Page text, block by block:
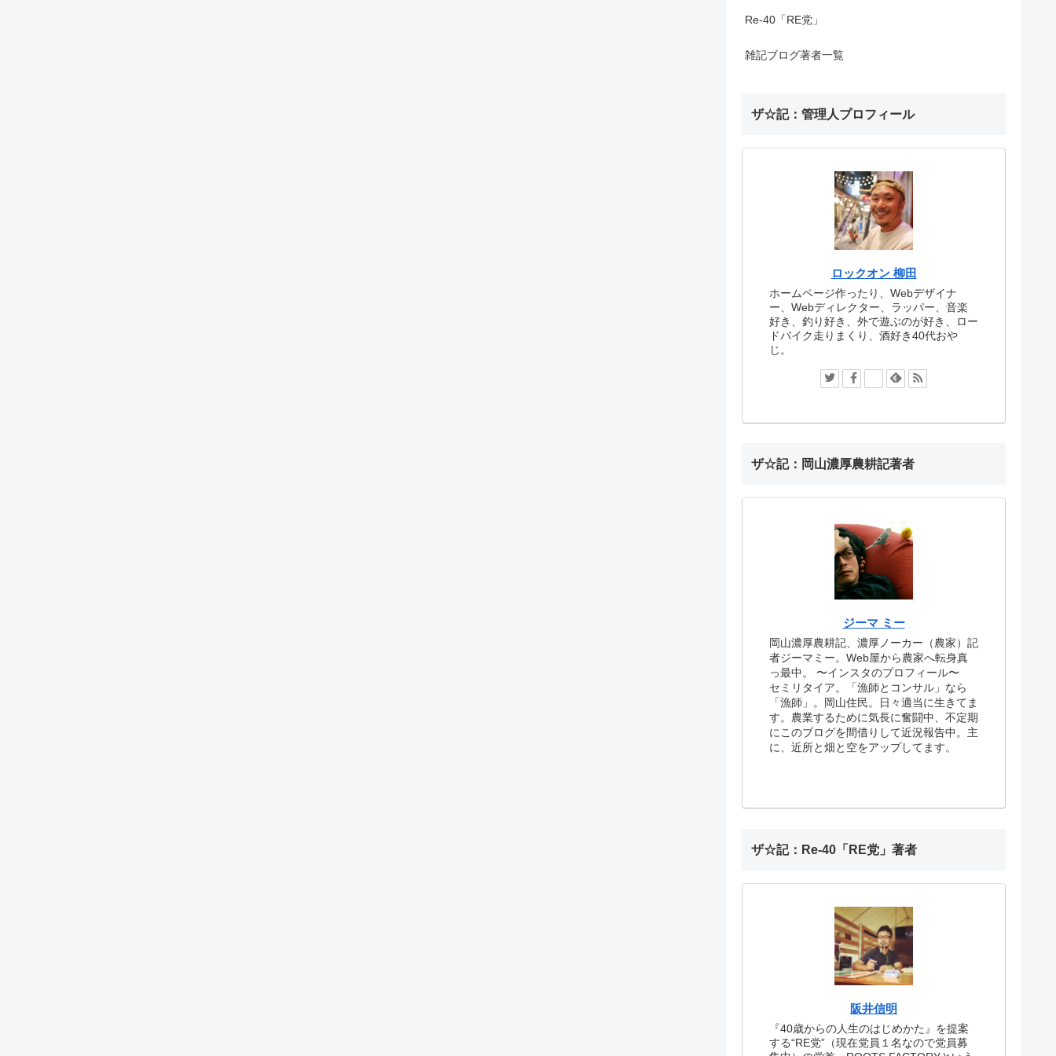
Re-40「RE党」
雑記ブログ著者一覧
ザ☆記：管理人プロフィール
ロックオン 柳田
ホームページ作ったり、Webデザイナ
ー、Webディレクター、ラッパー、音楽
好き、釣り好き、外で遊ぶのが好き、ロー
ドバイク走りまくり、酒好き40代おや
じ。
ザ☆記：岡山濃厚農耕記著者
ジーマ ミー
岡山濃厚農耕記、濃厚ノーカー（農家）記
者ジーマミー。Web屋から農家へ転身真
っ最中。
〜インスタのプロフィール〜
セミリタイア。「漁師とコンサル」なら
「漁師」。岡山住民。日々適当に生きてま
す。農業するために気長に奮闘中、不定期
にこのブログを間借りして近況報告中。主
に、近所と畑と空をアップしてます。
ザ☆記：Re-40「RE党」著者
阪井信明
『40歳からの人生のはじめかた』を提案
する“RE党”（現在党員１名なので党員募